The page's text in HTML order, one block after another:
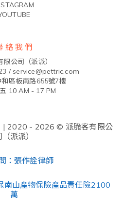
絡 我 們
限公司（派派）
/ service@pettric.com
區板南路655號7樓
10 AM - 17 PM
| 2020 - 2026 © 派脆客有限公
（派派）
：張作詮律師
南山產物保險產品責任險2100
萬